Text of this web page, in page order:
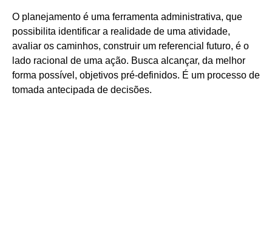
O planejamento é uma ferramenta administrativa, que
possibilita identificar a realidade de uma atividade,
avaliar os caminhos, construir um referencial futuro, é o
lado racional de uma ação. Busca alcançar, da melhor
forma possível, objetivos pré-definidos. É um processo de
tomada antecipada de decisões.